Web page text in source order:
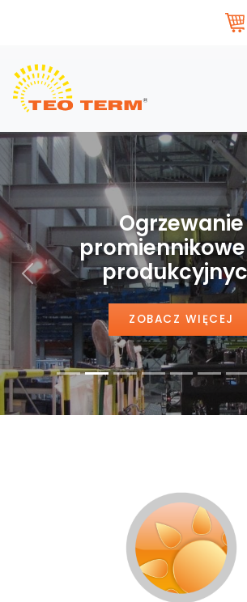
Ogrzewanie
ZOBACZ WIĘCEJ
Poprzedni